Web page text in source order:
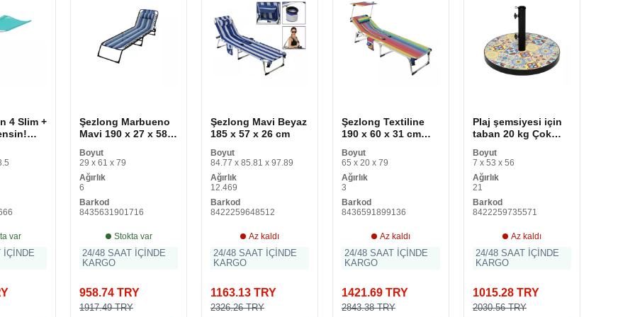
4 Slim +
var
İÇİNDE
Şezlong Marbueno
Mavi 190 x 27 x 58
Boyut
29 x 61 x 79
Ağırlık
6
Barkod
8435631901716
Stokta var
24/48 SAAT İÇİNDE
KARGO
958.74 TRY
1917.49 TRY
Şezlong Mavi Beyaz
185 x 57 x 26 cm
Boyut
84.77 x 85.81 x 97.89
Ağırlık
12.469
Barkod
8422259648512
Az kaldı
24/48 SAAT İÇİNDE
KARGO
1163.13 TRY
2326.26 TRY
Şezlong Textiline
190 x 60 x 31 cm
Station 4 Slim +
Kafalık
Boyut
65 x 20 x 79
Ağırlık
3
Barkod
8436591899136
Az kaldı
24/48 SAAT İÇİNDE
KARGO
1421.69 TRY
2843.38 TRY
Plaj şemsiyesi için
taban 20 kg Çok
Boyut
7 x 53 x 56
Ağırlık
21
Barkod
8422259735571
Az kaldı
24/48 SAAT İÇİNDE
KARGO
1015.28 TRY
2030.56 TRY